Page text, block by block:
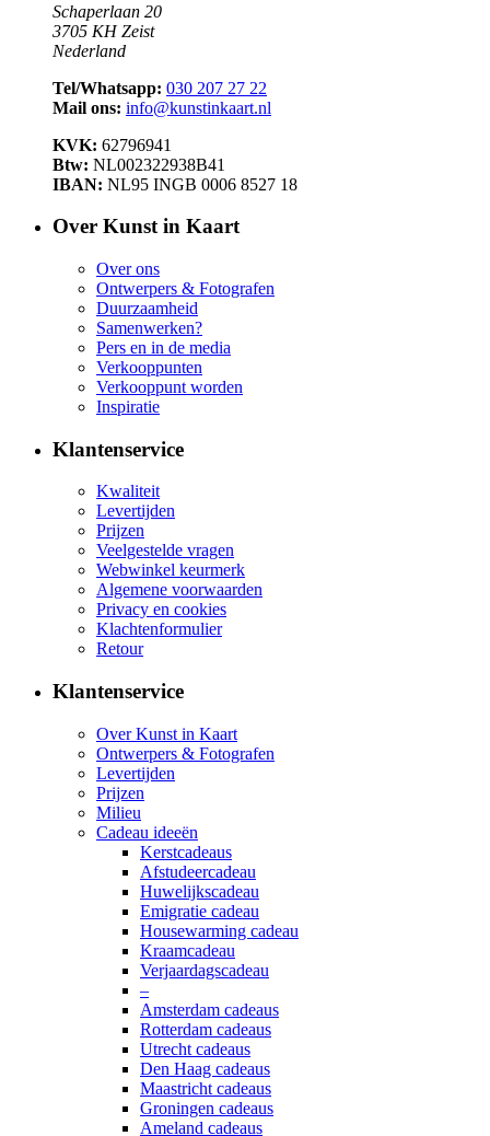
Schaperlaan 20
3705 KH Zeist
Nederland
Tel/Whatsapp: 030 207 27 22
Mail ons: info@kunstinkaart.nl
KVK: 62796941
Btw: NL002322938B41
IBAN: NL95 INGB 0006 8527 18
Over Kunst in Kaart
Over ons
Ontwerpers & Fotografen
Duurzaamheid
Samenwerken?
Pers en in de media
Verkooppunten
Verkooppunt worden
Inspiratie
Klantenservice
Kwaliteit
Levertijden
Prijzen
Veelgestelde vragen
Webwinkel keurmerk
Algemene voorwaarden
Privacy en cookies
Klachtenformulier
Retour
Klantenservice
Over Kunst in Kaart
Ontwerpers & Fotografen
Levertijden
Prijzen
Milieu
Cadeau ideeën
Kerstcadeaus
Afstudeercadeau
Huwelijkscadeau
Emigratie cadeau
Housewarming cadeau
Kraamcadeau
Verjaardagscadeau
–
Amsterdam cadeaus
Rotterdam cadeaus
Utrecht cadeaus
Den Haag cadeaus
Maastricht cadeaus
Groningen cadeaus
Ameland cadeaus